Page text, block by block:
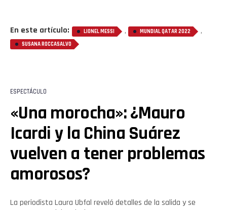
En este artículo: LIONEL MESSI , MUNDIAL QATAR 2022 ,
SUSANA ROCCASALVO
ESPECTÁCULO
«Una morocha»: ¿Mauro
Icardi y la China Suárez
vuelven a tener problemas
amorosos?
La periodista Laura Ubfal reveló detalles de la salida y se